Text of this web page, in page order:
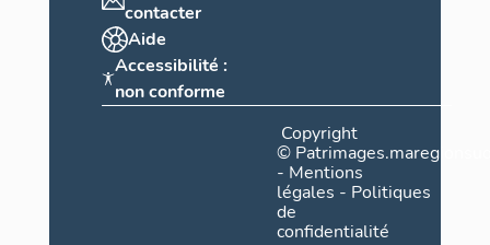
contacter
Aide
Accessibilité :
non conforme
Copyright
©
- Mentions
légales - Politiques
de
confidentialité